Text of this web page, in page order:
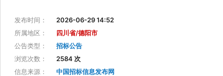
发布时间：
2026-06-29 14:52
所属地区：
四川省/德阳市
公告类型：
招标公告
浏览次数：
2584 次
信息来源：
中国招标信息发布网